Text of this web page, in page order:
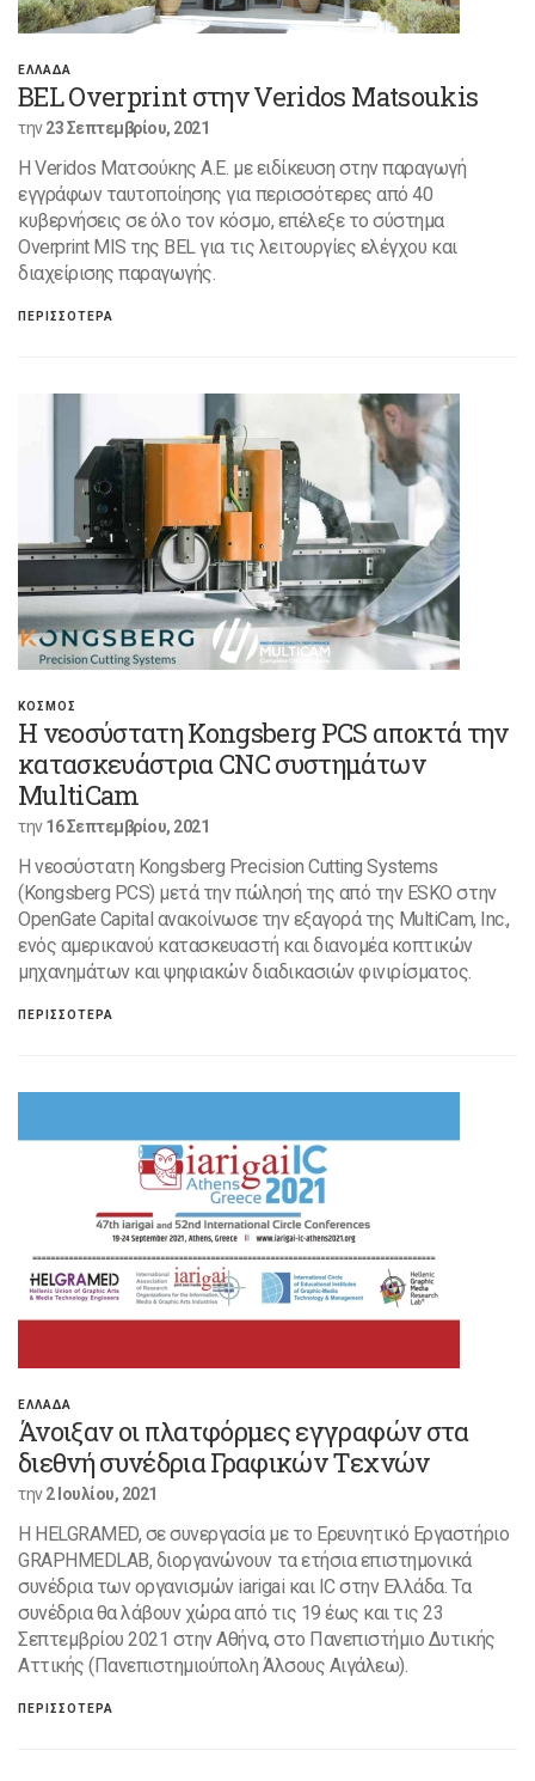
ΕΛΛΑΔΑ
BEL Overprint στην Veridos Matsoukis
την23 Σεπτεμβρίου, 2021
H Veridos Ματσούκης Α.Ε. με ειδίκευση στην παραγωγή
εγγράφων ταυτοποίησης για περισσότερες από 40
κυβερνήσεις σε όλο τον κόσμο, επέλεξε το σύστημα
Overprint MIS της BEL για τις λειτουργίες ελέγχου και
διαχείρισης παραγωγής.
ΠΕΡΙΣΣΟΤΕΡΑ
ΚΟΣΜΟΣ
Η νεοσύστατη Kongsberg PCS αποκτά την
κατασκευάστρια CNC συστημάτων
MultiCam
την16 Σεπτεμβρίου, 2021
Η νεοσύστατη Kongsberg Precision Cutting Systems
(Kongsberg PCS) μετά την πώλησή της από την ESKO στην
OpenGate Capital ανακοίνωσε την εξαγορά της MultiCam, Inc.,
ενός αμερικανού κατασκευαστή και διανομέα κοπτικών
μηχανημάτων και ψηφιακών διαδικασιών φινιρίσματος.
ΠΕΡΙΣΣΟΤΕΡΑ
ΕΛΛΑΔΑ
Άνοιξαν οι πλατφόρμες εγγραφών στα
διεθνή συνέδρια Γραφικών Τεχνών
την2 Ιουλίου, 2021
H HELGRAMED, σε συνεργασία με το Ερευνητικό Εργαστήριο
GRAPHMEDLAB, διοργανώνουν τα ετήσια επιστημονικά
συνέδρια των οργανισμών iarigai και IC στην Ελλάδα. Τα
συνέδρια θα λάβουν χώρα από τις 19 έως και τις 23
Σεπτεμβρίου 2021 στην Αθήνα, στο Πανεπιστήμιο Δυτικής
Αττικής (Πανεπιστημιούπολη Άλσους Αιγάλεω).
ΠΕΡΙΣΣΟΤΕΡΑ